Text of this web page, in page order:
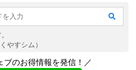
やすシム）
ブのお得情報を発信！／